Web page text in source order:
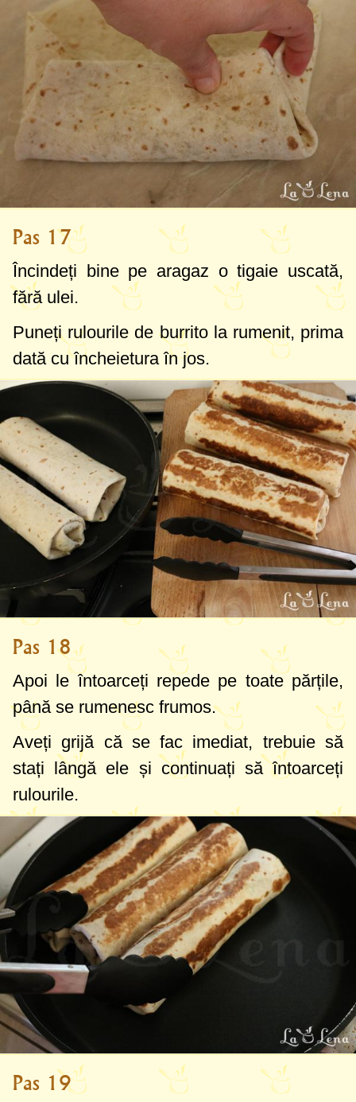
Pas 17
Încindeți bine pe aragaz o tigaie uscată,
fără ulei.
Puneți rulourile de burrito la rumenit, prima
dată cu încheietura în jos.
Pas 18
Apoi le întoarceți repede pe toate părțile,
până se rumenesc frumos.
Aveți grijă că se fac imediat, trebuie să
stați lângă ele și continuați să întoarceți
rulourile.
Pas 19